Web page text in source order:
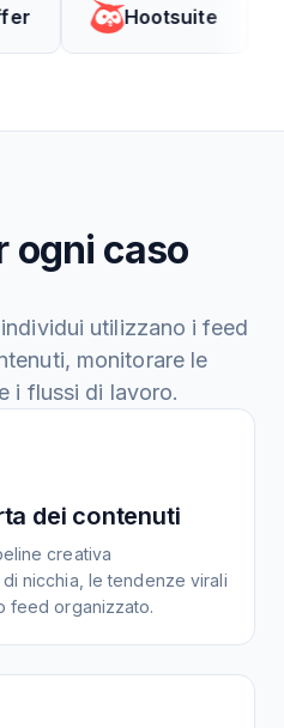
Hootsuite
ogni caso
utilizzano i feed
monitorare le
i flussi di lavoro.
dei contenuti
creativa
nicchia, le tendenze virali
feed organizzato.